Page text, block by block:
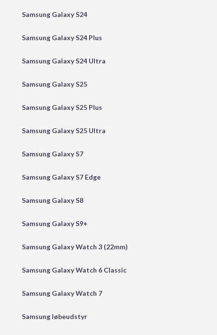
Samsung Galaxy S24
Samsung Galaxy S24 Plus
Samsung Galaxy S24 Ultra
Samsung Galaxy S25
Samsung Galaxy S25 Plus
Samsung Galaxy S25 Ultra
Samsung Galaxy S7
Samsung Galaxy S7 Edge
Samsung Galaxy S8
Samsung Galaxy S9+
Samsung Galaxy Watch 3 (22mm)
Samsung Galaxy Watch 6 Classic
Samsung Galaxy Watch 7
Samsung løbeudstyr